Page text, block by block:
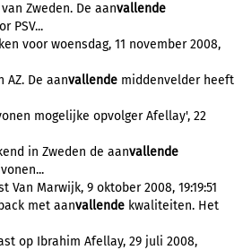
Zweden. De aanvallende
PSV...
voor woensdag, 11 november 2008,
AZ. De aanvallende middenvelder heeft
mogelijke opvolger Afellay', 22
in Zweden de aanvallende
Marwijk, 9 oktober 2008, 19:19:51
met aanvallende kwaliteiten. Het
op Ibrahim Afellay, 29 juli 2008,